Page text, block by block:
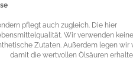
pflegt auch zugleich. Die hier
Wir verwenden keine
Zutaten. Außerdem legen wir
die wertvollen Ölsäuren